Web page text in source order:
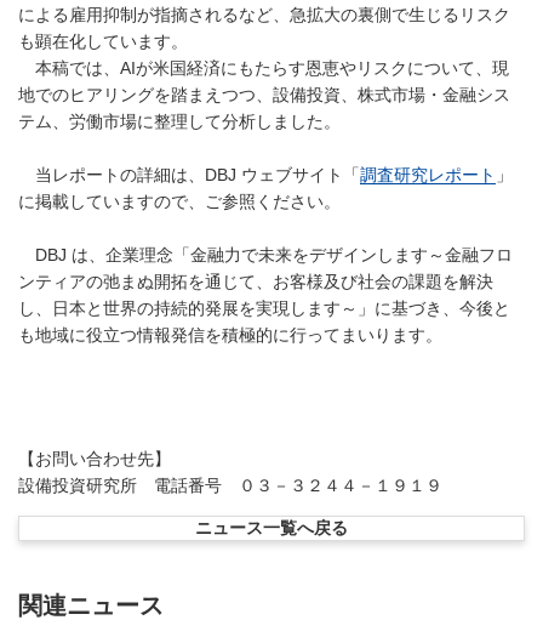
による雇用抑制が指摘されるなど、急拡大の裏側で生じるリスク
も顕在化しています。
本稿では、AIが米国経済にもたらす恩恵やリスクについて、現
地でのヒアリングを踏まえつつ、設備投資、株式市場・金融シス
テム、労働市場に整理して分析しました。
当レポートの詳細は、DBJ ウェブサイト「調査研究レポート 」
に掲載していますので、ご参照ください。
DBJ は、企業理念「金融力で未来をデザインします～金融フロ
ンティアの弛まぬ開拓を通じて、お客様及び社会の課題を解決
し、日本と世界の持続的発展を実現します～」に基づき、今後と
も地域に役立つ情報発信を積極的に行ってまいります。
【お問い合わせ先】
設備投資研究所 電話番号 ０３－３２４４－１９１９
ニュース一覧へ戻る
関連ニュース